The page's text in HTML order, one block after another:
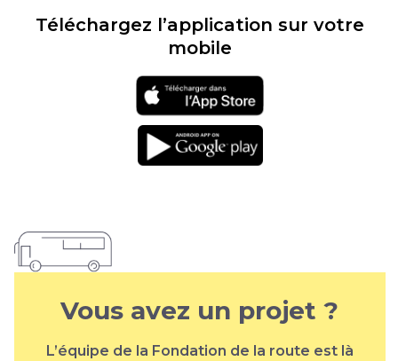
Téléchargez l’application sur votre
mobile
Téléchargement
sur l'app store
Téléchargement
sur google play
Vous avez un projet ?
L’équipe de la Fondation de la route est là